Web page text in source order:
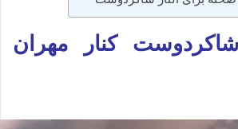
شاکردوست کنار مهران